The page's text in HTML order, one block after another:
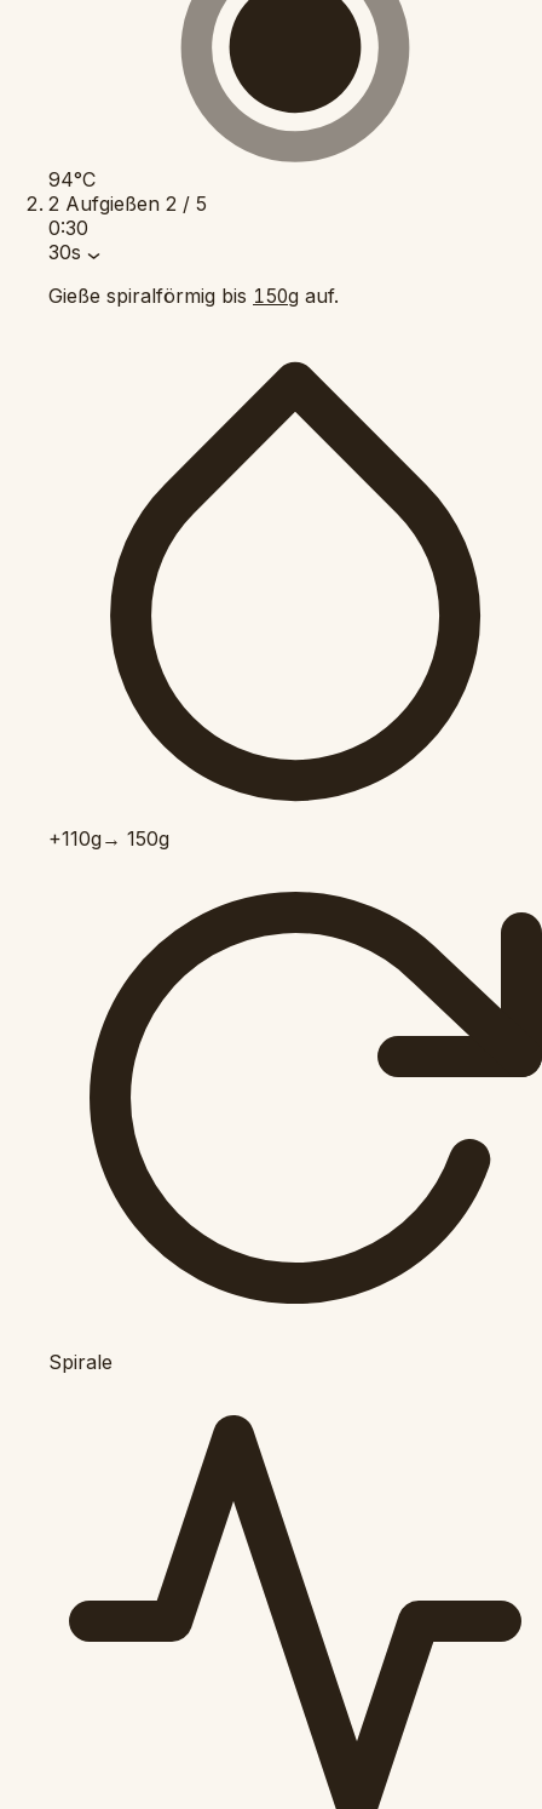
94°C
2 Aufgießen 2 / 5
0:30
30s
Gieße spiralförmig bis 150g auf.
+110g→ 150g
Spirale